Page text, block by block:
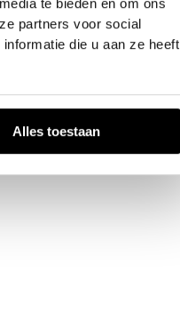
te bieden en om ons
partners voor social
die u aan ze heeft
Alles toestaan